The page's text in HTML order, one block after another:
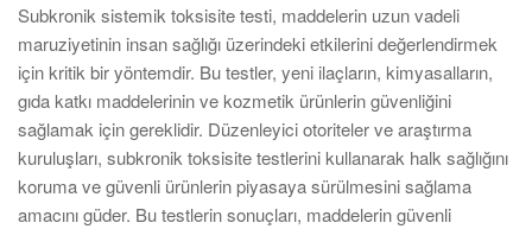
Subkronik sistemik toksisite testi, maddelerin uzun vadeli
maruziyetinin insan sağlığı üzerindeki etkilerini değerlendirmek
için kritik bir yöntemdir. Bu testler, yeni ilaçların, kimyasalların,
gıda katkı maddelerinin ve kozmetik ürünlerin güvenliğini
sağlamak için gereklidir. Düzenleyici otoriteler ve araştırma
kuruluşları, subkronik toksisite testlerini kullanarak halk sağlığını
koruma ve güvenli ürünlerin piyasaya sürülmesini sağlama
amacını güder. Bu testlerin sonuçları, maddelerin güvenli